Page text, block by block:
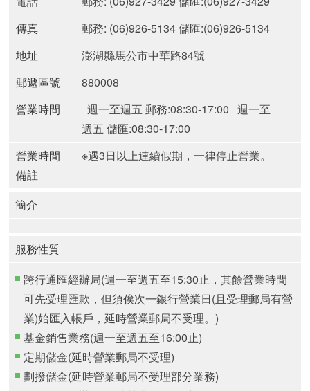
傳真
郵務: (06)926-5134 儲匯:(06)926-5134
地址
澎湖縣馬公市中華路84號
郵遞區號
880008
營業時間
週一至週五 郵務:08:30-17:00 週一至
週五 儲匯:08:30-17:00
營業時間
備註
※遇3日以上連續假期，一律停止營業。
簡介
服務性質
跨行通匯經辦局(週一至週五至15:30止，其餘營業時間
可先受理匯款，但須俟次一銀行營業日(且受理郵局有營
業)始匯入帳戶，延時營業郵局不受理。)
基金銷售業務(週一至週五至16:00止)
定期儲金(延時營業郵局不受理)
劃撥儲金(延時營業郵局不受理部分業務)